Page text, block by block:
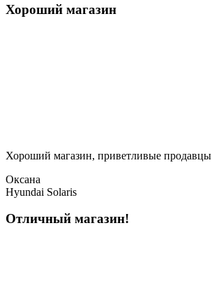
Хороший магазин
Хороший магазин, приветливые продавцы
Оксана
Hyundai Solaris
Отличный магазин!